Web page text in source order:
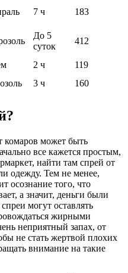
7 ч
183
До 5
суток
412
2 ч
119
3 ч 160
комаров может быть
все кажется простым,
найти там спрей от
одежду. Тем не менее,
осознание того, что
а значит, деньги были
могут оставлять
жирными
неприятный запах, от
не стать жертвой плохих
внимание на такие